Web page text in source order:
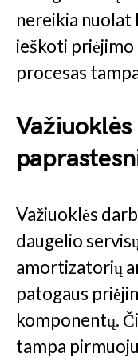
nereikia nuolat
ieškoti priėjimo
procesas
Važiuoklės
daugelio
amortizatorių
patogaus
komponentų.
tampa